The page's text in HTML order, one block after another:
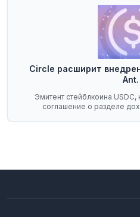
Circle расширит
Эмитент стейблкоина
соглашение о разделе